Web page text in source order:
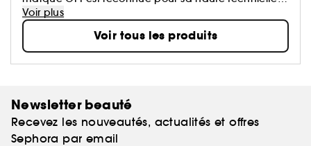
et la qualité de ses produits.
Des vernis à ongles d'un éclat ultra-brillant et d'une
tenue exceptionnelle aux traitements formidables
pour les ongles, les mains et les pieds. OPI, c'est
l'excellence au service de la beauté.
Voir plus
Voir tous les produits
Newsletter beauté
Recevez les nouveautés, actualités et offres
Sephora par email